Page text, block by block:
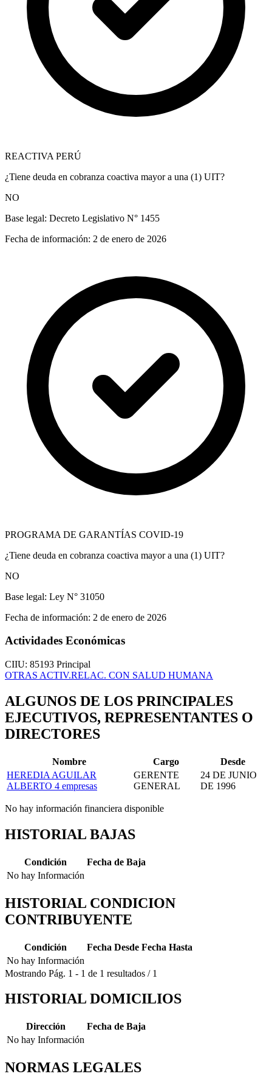
REACTIVA PERÚ
¿Tiene deuda en cobranza coactiva mayor a una (1) UIT?
NO
Base legal: Decreto Legislativo N° 1455
Fecha de información: 2 de enero de 2026
PROGRAMA DE GARANTÍAS COVID-19
¿Tiene deuda en cobranza coactiva mayor a una (1) UIT?
NO
Base legal: Ley N° 31050
Fecha de información: 2 de enero de 2026
Actividades Económicas
CIIU: 85193 Principal
OTRAS ACTIV.RELAC. CON SALUD HUMANA
ALGUNOS DE LOS PRINCIPALES
EJECUTIVOS, REPRESENTANTES O
DIRECTORES
Nombre Cargo
Desde
HEREDIA AGUILAR
ALBERTO 4 empresas
GERENTE
GENERAL
24 DE JUNIO
DE 1996
No hay información financiera disponible
HISTORIAL BAJAS
Condición
Fecha de Baja
No hay Información
HISTORIAL CONDICION
CONTRIBUYENTE
Condición Fecha Desde Fecha Hasta
No hay Información
Mostrando Pág. 1 - 1 de 1 resultados / 1
HISTORIAL DOMICILIOS
Dirección
Fecha de Baja
No hay Información
NORMAS LEGALES